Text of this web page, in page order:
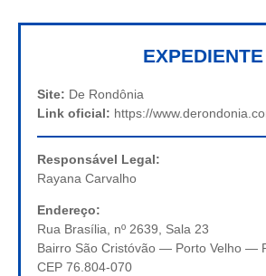
EXPEDIENTE
Site: De Rondônia
Link oficial: https://
Responsável Legal:
Rayana Carvalho
Endereço:
Rua Brasília, nº 2639, Sala 23
Bairro São Cristóvão — Porto Velho —
CEP 76.804-070